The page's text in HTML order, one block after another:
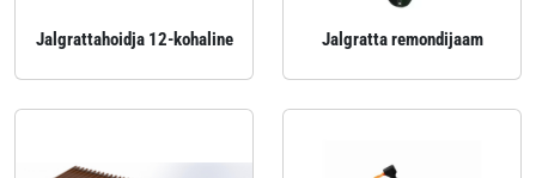
Jalgrattahoidja 12-kohaline Jalgratta remondijaam